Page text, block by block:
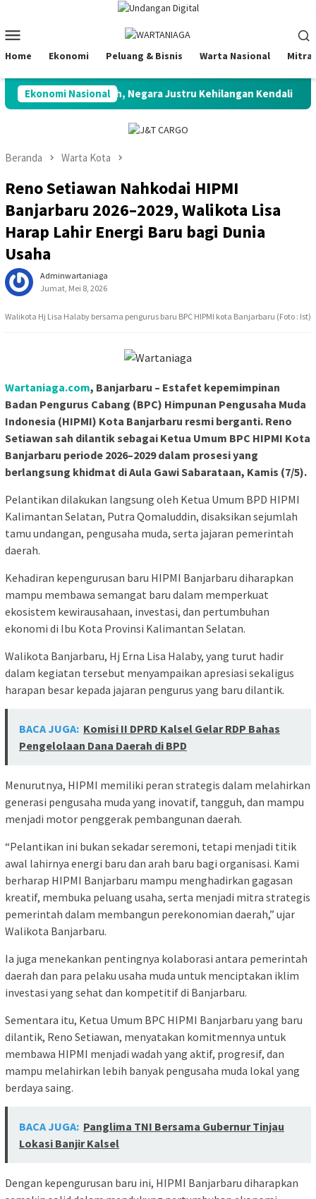
konten
Mobile
Home Ekonomi Peluang & Bisnis Warta Nasional Mitra
Ekonomi Nasional
Potensi Melimpah, Negara Justru Kehilangan Kendali
Beranda Warta Kota
Reno Setiawan Nahkodai HIPMI
Banjarbaru 2026–2029, Walikota Lisa
Harap Lahir Energi Baru bagi Dunia
Usaha
Adminwartaniaga
Jumat, Mei 8, 2026
Walikota Hj Lisa Halaby bersama pengurus baru BPC HIPMI kota Banjarbaru (Foto : Ist)
Wartaniaga.com, Banjarbaru – Estafet kepemimpinan
Badan Pengurus Cabang (BPC) Himpunan Pengusaha Muda
Indonesia (HIPMI) Kota Banjarbaru resmi berganti. Reno
Setiawan sah dilantik sebagai Ketua Umum BPC HIPMI Kota
Banjarbaru periode 2026–2029 dalam prosesi yang
berlangsung khidmat di Aula Gawi Sabarataan, Kamis (7/5).
Pelantikan dilakukan langsung oleh Ketua Umum BPD HIPMI
Kalimantan Selatan, Putra Qomaluddin, disaksikan sejumlah
tamu undangan, pengusaha muda, serta jajaran pemerintah
daerah.
Kehadiran kepengurusan baru HIPMI Banjarbaru diharapkan
mampu membawa semangat baru dalam memperkuat
ekosistem kewirausahaan, investasi, dan pertumbuhan
ekonomi di Ibu Kota Provinsi Kalimantan Selatan.
Walikota Banjarbaru, Hj Erna Lisa Halaby, yang turut hadir
dalam kegiatan tersebut menyampaikan apresiasi sekaligus
harapan besar kepada jajaran pengurus yang baru dilantik.
BACA JUGA: Komisi II DPRD Kalsel Gelar RDP Bahas
Pengelolaan Dana Daerah di BPD
Menurutnya, HIPMI memiliki peran strategis dalam melahirkan
generasi pengusaha muda yang inovatif, tangguh, dan mampu
menjadi motor penggerak pembangunan daerah.
“Pelantikan ini bukan sekadar seremoni, tetapi menjadi titik
awal lahirnya energi baru dan arah baru bagi organisasi. Kami
berharap HIPMI Banjarbaru mampu menghadirkan gagasan
kreatif, membuka peluang usaha, serta menjadi mitra strategis
pemerintah dalam membangun perekonomian daerah,” ujar
Walikota Banjarbaru.
Ia juga menekankan pentingnya kolaborasi antara pemerintah
daerah dan para pelaku usaha muda untuk menciptakan iklim
investasi yang sehat dan kompetitif di Banjarbaru.
Sementara itu, Ketua Umum BPC HIPMI Banjarbaru yang baru
dilantik, Reno Setiawan, menyatakan komitmennya untuk
membawa HIPMI menjadi wadah yang aktif, progresif, dan
mampu melahirkan lebih banyak pengusaha muda lokal yang
berdaya saing.
BACA JUGA: Panglima TNI Bersama Gubernur Tinjau
Lokasi Banjir Kalsel
Dengan kepengurusan baru ini, HIPMI Banjarbaru diharapkan